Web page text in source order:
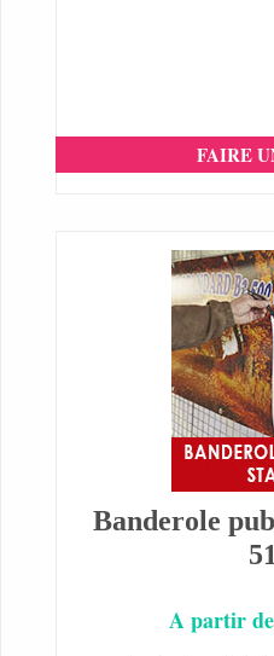
FAIRE
Banderole
A partir